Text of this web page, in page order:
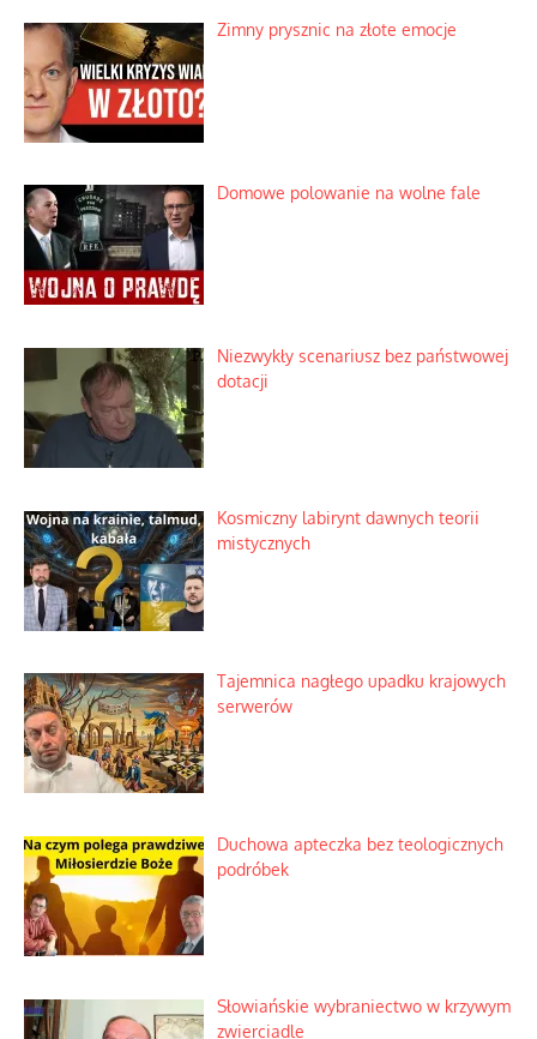
Zimny prysznic na złote emocje
Domowe polowanie na wolne fale
Niezwykły scenariusz bez państwowej
dotacji
Kosmiczny labirynt dawnych teorii
mistycznych
Tajemnica nagłego upadku krajowych
serwerów
Duchowa apteczka bez teologicznych
podróbek
Słowiańskie wybraniectwo w krzywym
zwierciadle